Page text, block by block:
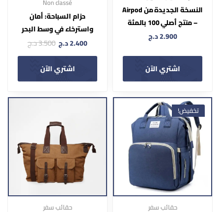
النسخة الجديدة من Airpod
– منتج أصلي 100 بالمئة
2.900د.ج
اشتري الآن
Non classé
حزام السباحة: أمان
واسترخاء في وسط البحر
2.400د.ج 3.500د.ج
اشتري الآن
تخفيض!
حقائب سفر حقائب سفر